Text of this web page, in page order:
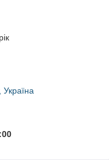
Україна